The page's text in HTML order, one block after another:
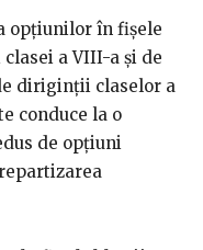
opțiunilor în fișele
a VIII-a și de
diriginții claselor a
conduce la o
de opțiuni